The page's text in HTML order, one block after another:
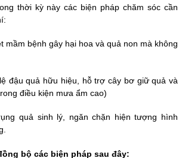
thời kỳ này các biện pháp chăm sóc cần
mầm bệnh gây hại hoa và quả non mà không
đậu quả hữu hiệu, hỗ trợ cây bơ giữ quả và
điều kiện mưa ẩm cao)
quả sinh lý, ngăn chặn hiện tượng hình
bộ các biện pháp sau đây: